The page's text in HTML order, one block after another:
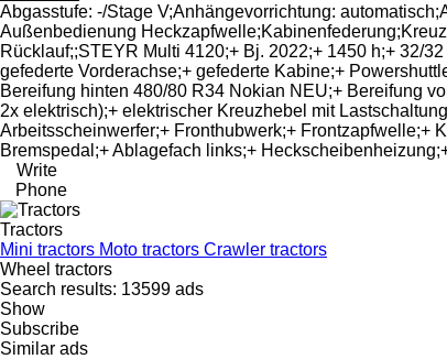
Abgasstufe: -/Stage V;Anhängevorrichtung:
Außenbedienung
Rücklauf;;STEYR Multi 4120;+ Bj. 2022;+ 1450 h;+ 32/
gefederte Vorderachse;+ gefederte Kabine;+
Bereifung hinten 480/80 R34 Nokian NEU;+ Bereifung
2x elektrisch);+ elektrischer Kreuzhebel mit
Arbeitsscheinwerfer;+ Fronthubwerk;+ Frontzapfwelle;+
Bremspedal;+ Ablagefach links;+
Write
Phone
Tractors
Mini tractors Moto tractors Crawler tractors
Wheel tractors
Search results: 13599 ads
Show
Subscribe
Similar ads